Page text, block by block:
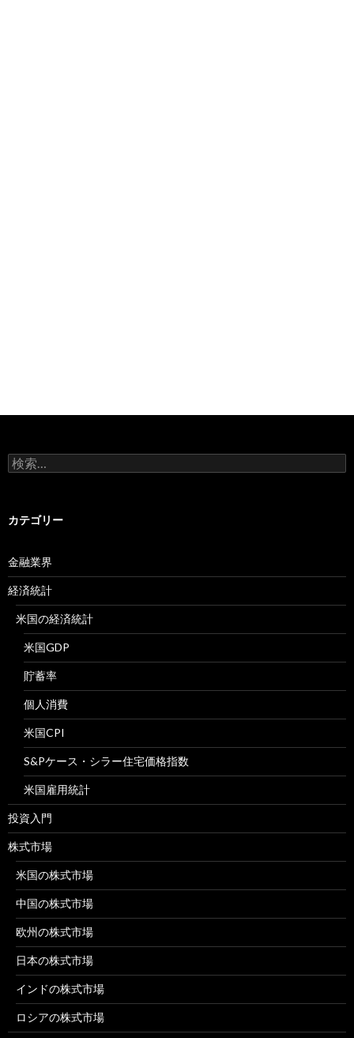
検
索:
カテゴリー
金融業界
経済統計
米国の経済統計
米国GDP
貯蓄率
個人消費
米国CPI
S&Pケース・シラー住宅価格指数
米国雇用統計
投資入門
株式市場
米国の株式市場
中国の株式市場
欧州の株式市場
日本の株式市場
インドの株式市場
ロシアの株式市場